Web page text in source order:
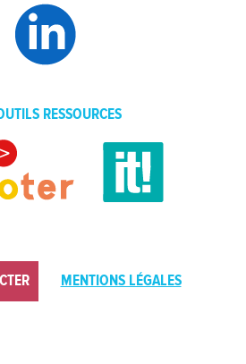
RESSOURCES
MENTIONS LÉGALES